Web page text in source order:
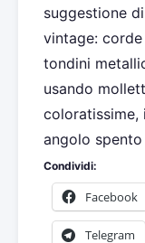
suggestione
vintage:
tondini
usando
coloratissime,
angolo
Condividi:
Facebook
Telegram